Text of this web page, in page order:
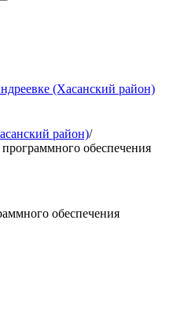
(Хасанский район)
район)/
обеспечения
обеспечения